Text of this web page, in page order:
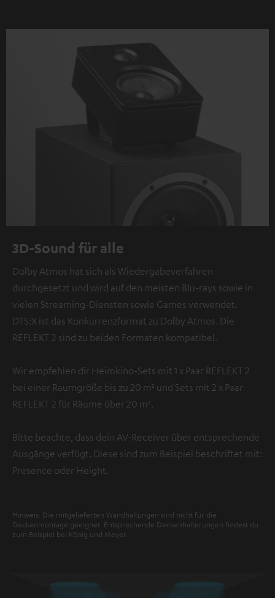
3D-Sound für alle
Dolby Atmos hat sich als Wiedergabeverfahren
durchgesetzt und wird auf den meisten Blu-rays sowie in
vielen Streaming-Diensten sowie Games verwendet.
DTS:X ist das Konkurrenzformat zu Dolby Atmos. Die
REFLEKT 2 sind zu beiden Formaten kompatibel.
Wir empfehlen dir Heimkino-Sets mit 1 x Paar REFLEKT 2
bei einer Raumgröße bis zu 20 m² und Sets mit 2 x Paar
REFLEKT 2 für Räume über 20 m².
Bitte beachte, dass dein AV-Receiver über entsprechende
Ausgänge verfügt. Diese sind zum Beispiel beschriftet mit:
Presence oder Height.
Hinweis: Die mitgelieferten Wandhaltungen sind nicht für die
Deckenmontage geeignet. Entsprechende Deckenhalterungen findest du
zum Beispiel bei König und Meyer.